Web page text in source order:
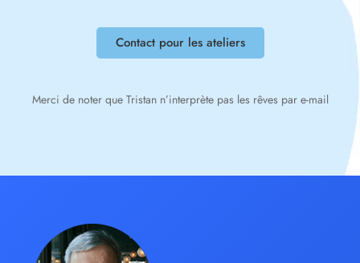
Contact pour les ateliers
Merci de noter que Tristan n’interprète pas les rêves par e-mail